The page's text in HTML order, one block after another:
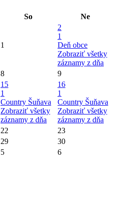
So Ne
1
2
1
Deň obce
Zobraziť všetky
záznamy z dňa
8 9
15
1
Country Šuňava
Zobraziť všetky
záznamy z dňa
16
1
Country Šuňava
Zobraziť všetky
záznamy z dňa
22
23
29
30
5 6